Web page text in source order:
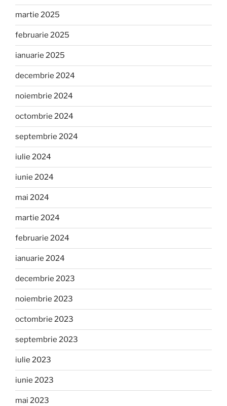
martie 2025
februarie 2025
ianuarie 2025
decembrie 2024
noiembrie 2024
octombrie 2024
septembrie 2024
iulie 2024
iunie 2024
mai 2024
martie 2024
februarie 2024
ianuarie 2024
decembrie 2023
noiembrie 2023
octombrie 2023
septembrie 2023
iulie 2023
iunie 2023
mai 2023